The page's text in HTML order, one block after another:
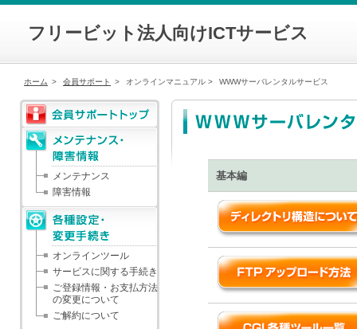
フリービット法人向けICTサービス
ホーム > 会員サポート > オンラインマニュアル > WWWサーバレンタルサービス
メンテナンス
障害情報
オンラインツール
サービスに関する手続き
ご登録情報・お支払方法
の変更について
ご解約について
基本編